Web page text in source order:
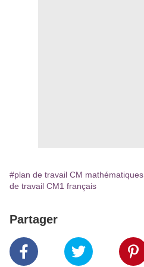
#plan de travail CM mathématiques
de travail CM1 français
Partager